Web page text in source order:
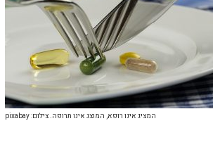
המציג אינו רופא, המוצג אינו תרופה. צילום: pixabay